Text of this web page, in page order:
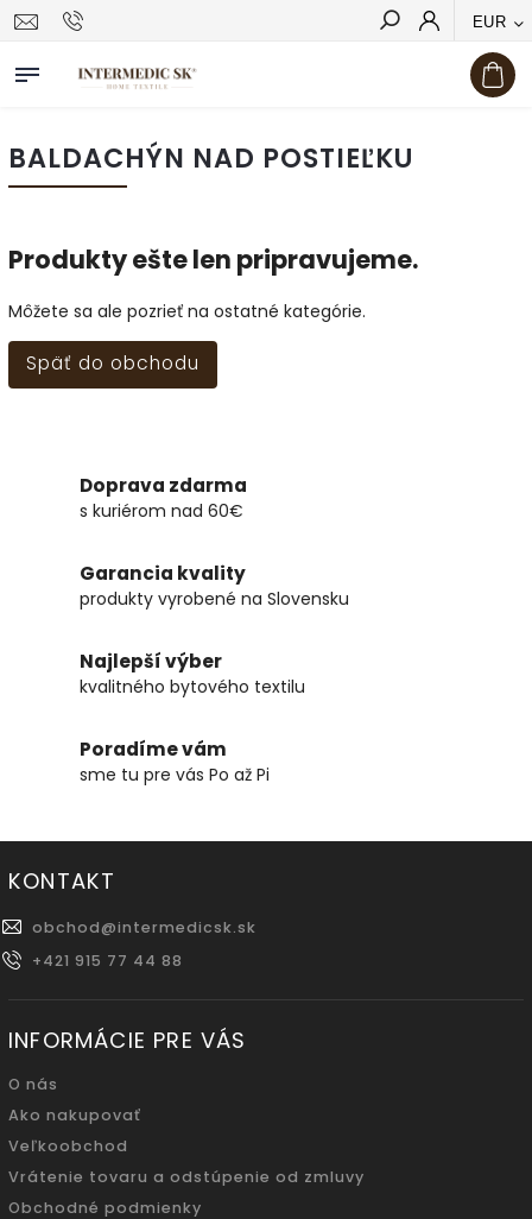
EUR
Hľadať
BALDACHÝN NAD POSTIEĽKU
Produkty ešte len pripravujeme.
Môžete sa ale pozrieť na ostatné kategórie.
Späť do obchodu
Doprava zdarma
s kuriérom nad 60€
Garancia kvality
produkty vyrobené na Slovensku
Najlepší výber
kvalitného bytového textilu
Poradíme vám
sme tu pre vás Po až Pi
KONTAKT
obchod@intermedicsk.sk
+421 915 77 44 88
INFORMÁCIE PRE VÁS
O nás
Ako nakupovať
Veľkoobchod
Vrátenie tovaru a odstúpenie od zmluvy
Obchodné podmienky